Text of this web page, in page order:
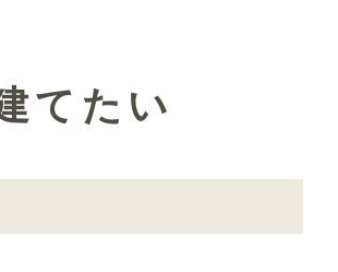
てたい